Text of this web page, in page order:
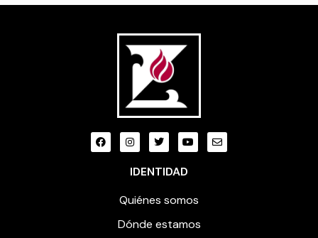
IDENTIDAD
Quiénes somos
Dónde estamos